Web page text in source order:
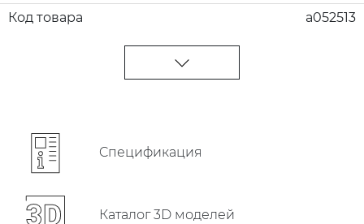
Код товара
a052513
Cпецификация
Каталог 3D моделей